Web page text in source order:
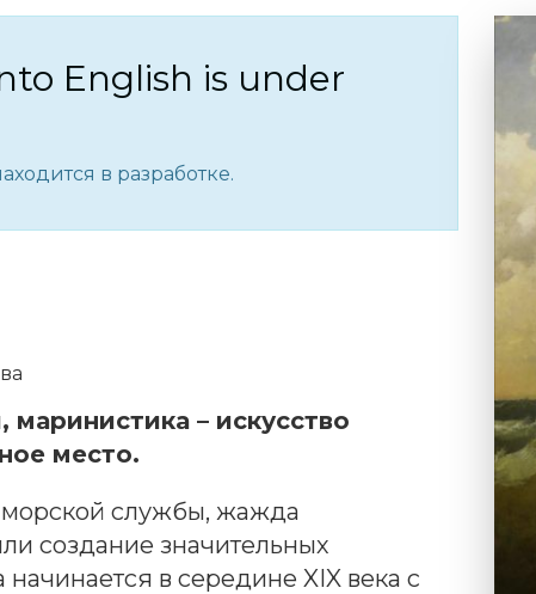
English is under
в разработке.
– искусство
место.
морской службы, жажда
создание значительных
в середине XIX века c